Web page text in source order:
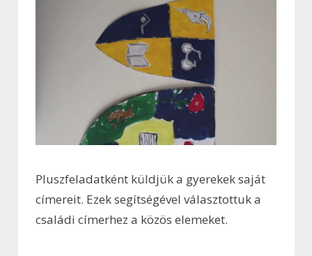
Pluszfeladatként küldjük a gyerekek saját
címereit. Ezek segítségével választottuk a
családi címerhez a közös elemeket.